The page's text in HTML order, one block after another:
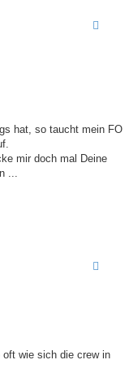
hat, so taucht mein FO
mir doch mal Deine
...
wie sich die crew in